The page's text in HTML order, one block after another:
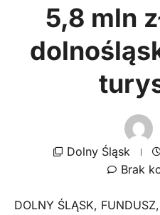
5,8 mln
Dolny Śląsk
Brak
DOLNY ŚLĄSK, FUNDUSZ,